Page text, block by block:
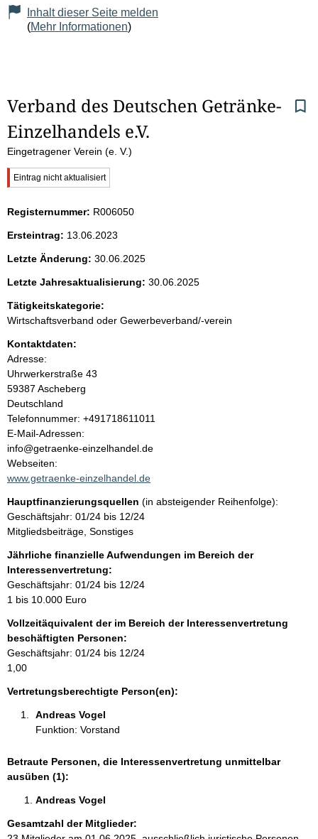
Inhalt dieser Seite melden
(Mehr Informationen)
S
e
i
t
e
n
i
n
h
a
l
t
Verband des Deutschen Getränke-
Einzelhandels e.V.
Eingetragener Verein (e. V.)
W
i
h
i
r
i
n
e
i
s
Eintrag nicht aktualisiert
Registernummer: R006050
Ersteintrag: 13.06.2023
Letzte Änderung: 30.06.2025
Letzte Jahresaktualisierung: 30.06.2025
Tätigkeitskategorie:
Wirtschaftsverband oder Gewerbeverband/-verein
Kontaktdaten:
Adresse:
Uhrwerkerstraße 43
59387 Ascheberg
Deutschland
K
o
n
t
a
t
i
n
f
o
r
m
t
i
o
n
e
Telefonnummer: +491718611011
E-Mail-Adressen:
info@getraenke-einzelhandel.de
Webseiten:
www.getraenke-einzelhandel.de
Hauptfinanzierungsquellen (in absteigender Reihenfolge):
Geschäftsjahr: 01/24 bis 12/24
Mitgliedsbeiträge, Sonstiges
Jährliche finanzielle Aufwendungen im Bereich der
Interessenvertretung:
Geschäftsjahr: 01/24 bis 12/24
1 bis 10.000 Euro
Vollzeitäquivalent der im Bereich der Interessenvertretung
beschäftigten Personen:
Geschäftsjahr: 01/24 bis 12/24
1,00
Vertretungsberechtigte Person(en):
Andreas Vogel
Funktion: Vorstand
Betraute Personen, die Interessenvertretung unmittelbar
ausüben (1):
Andreas Vogel
Gesamtzahl der Mitglieder: